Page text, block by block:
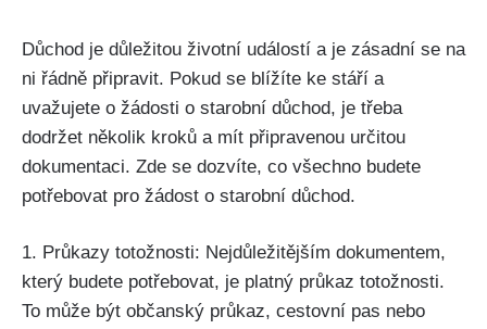
Důchod je důležitou životní událostí a je zásadní se na
ni řádně připravit. Pokud se blížíte ke stáří a
uvažujete o žádosti o starobní důchod, je třeba
dodržet několik kroků a mít připravenou určitou
dokumentaci. Zde se dozvíte, co všechno budete
potřebovat pro žádost o starobní důchod.
1. Průkazy totožnosti: Nejdůležitějším dokumentem,
který budete potřebovat, je platný průkaz totožnosti.
To může být občanský průkaz, cestovní pas nebo